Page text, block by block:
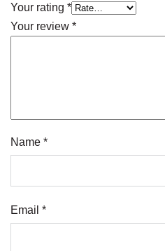
Your rating *
Your review *
Name *
Email *